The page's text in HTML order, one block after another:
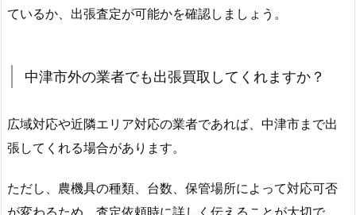
ているか、出張査定が可能かを確認しましょう。
中津市外の業者でも出張買取してくれますか？
広域対応や近隣エリア対応の業者であれば、中津市まで出
張してくれる場合があります。
ただし、農機具の種類、台数、保管場所によって対応可否